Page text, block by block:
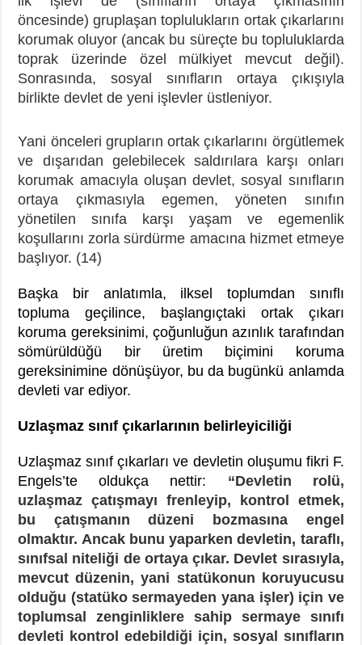
öncesinde) gruplaşan toplulukların ortak çıkarlarını
korumak oluyor (ancak bu süreçte bu topluluklarda
toprak üzerinde özel mülkiyet mevcut değil).
Sonrasında, sosyal sınıfların ortaya çıkışıyla
birlikte devlet de yeni işlevler üstleniyor.
Yani önceleri grupların ortak çıkarlarını örgütlemek
ve dışarıdan gelebilecek saldırılara karşı onları
korumak amacıyla oluşan devlet, sosyal sınıfların
ortaya çıkmasıyla egemen, yöneten sınıfın
yönetilen sınıfa karşı yaşam ve egemenlik
koşullarını zorla sürdürme amacına hizmet etmeye
başlıyor. (14)
Başka bir anlatımla, ilksel toplumdan sınıflı
topluma geçilince, başlangıçtaki ortak çıkarı
koruma gereksinimi, çoğunluğun azınlık tarafından
sömürüldüğü bir üretim biçimini koruma
gereksinimine dönüşüyor, bu da bugünkü anlamda
devleti var ediyor.
Uzlaşmaz sınıf çıkarlarının belirleyiciliği
Uzlaşmaz sınıf çıkarları ve devletin oluşumu fikri F.
Engels’te oldukça nettir: “Devletin rolü,
uzlaşmaz çatışmayı frenleyip, kontrol etmek,
bu çatışmanın düzeni bozmasına engel
olmaktır. Ancak bunu yaparken devletin, taraflı,
sınıfsal niteliği de ortaya çıkar. Devlet sırasıyla,
mevcut düzenin, yani statükonun koruyucusu
olduğu (statüko sermayeden yana işler) için ve
toplumsal zenginliklere sahip sermaye sınıfı
devleti kontrol edebildiği için, sosyal sınıfların